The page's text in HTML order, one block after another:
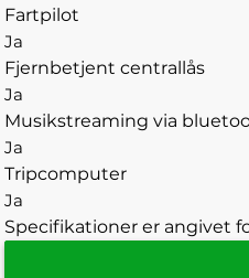
Fartpilot
Ja
Fjernbetjent centrallås
Ja
Musikstreaming via
Ja
Tripcomputer
Ja
Specifikationer er angivet